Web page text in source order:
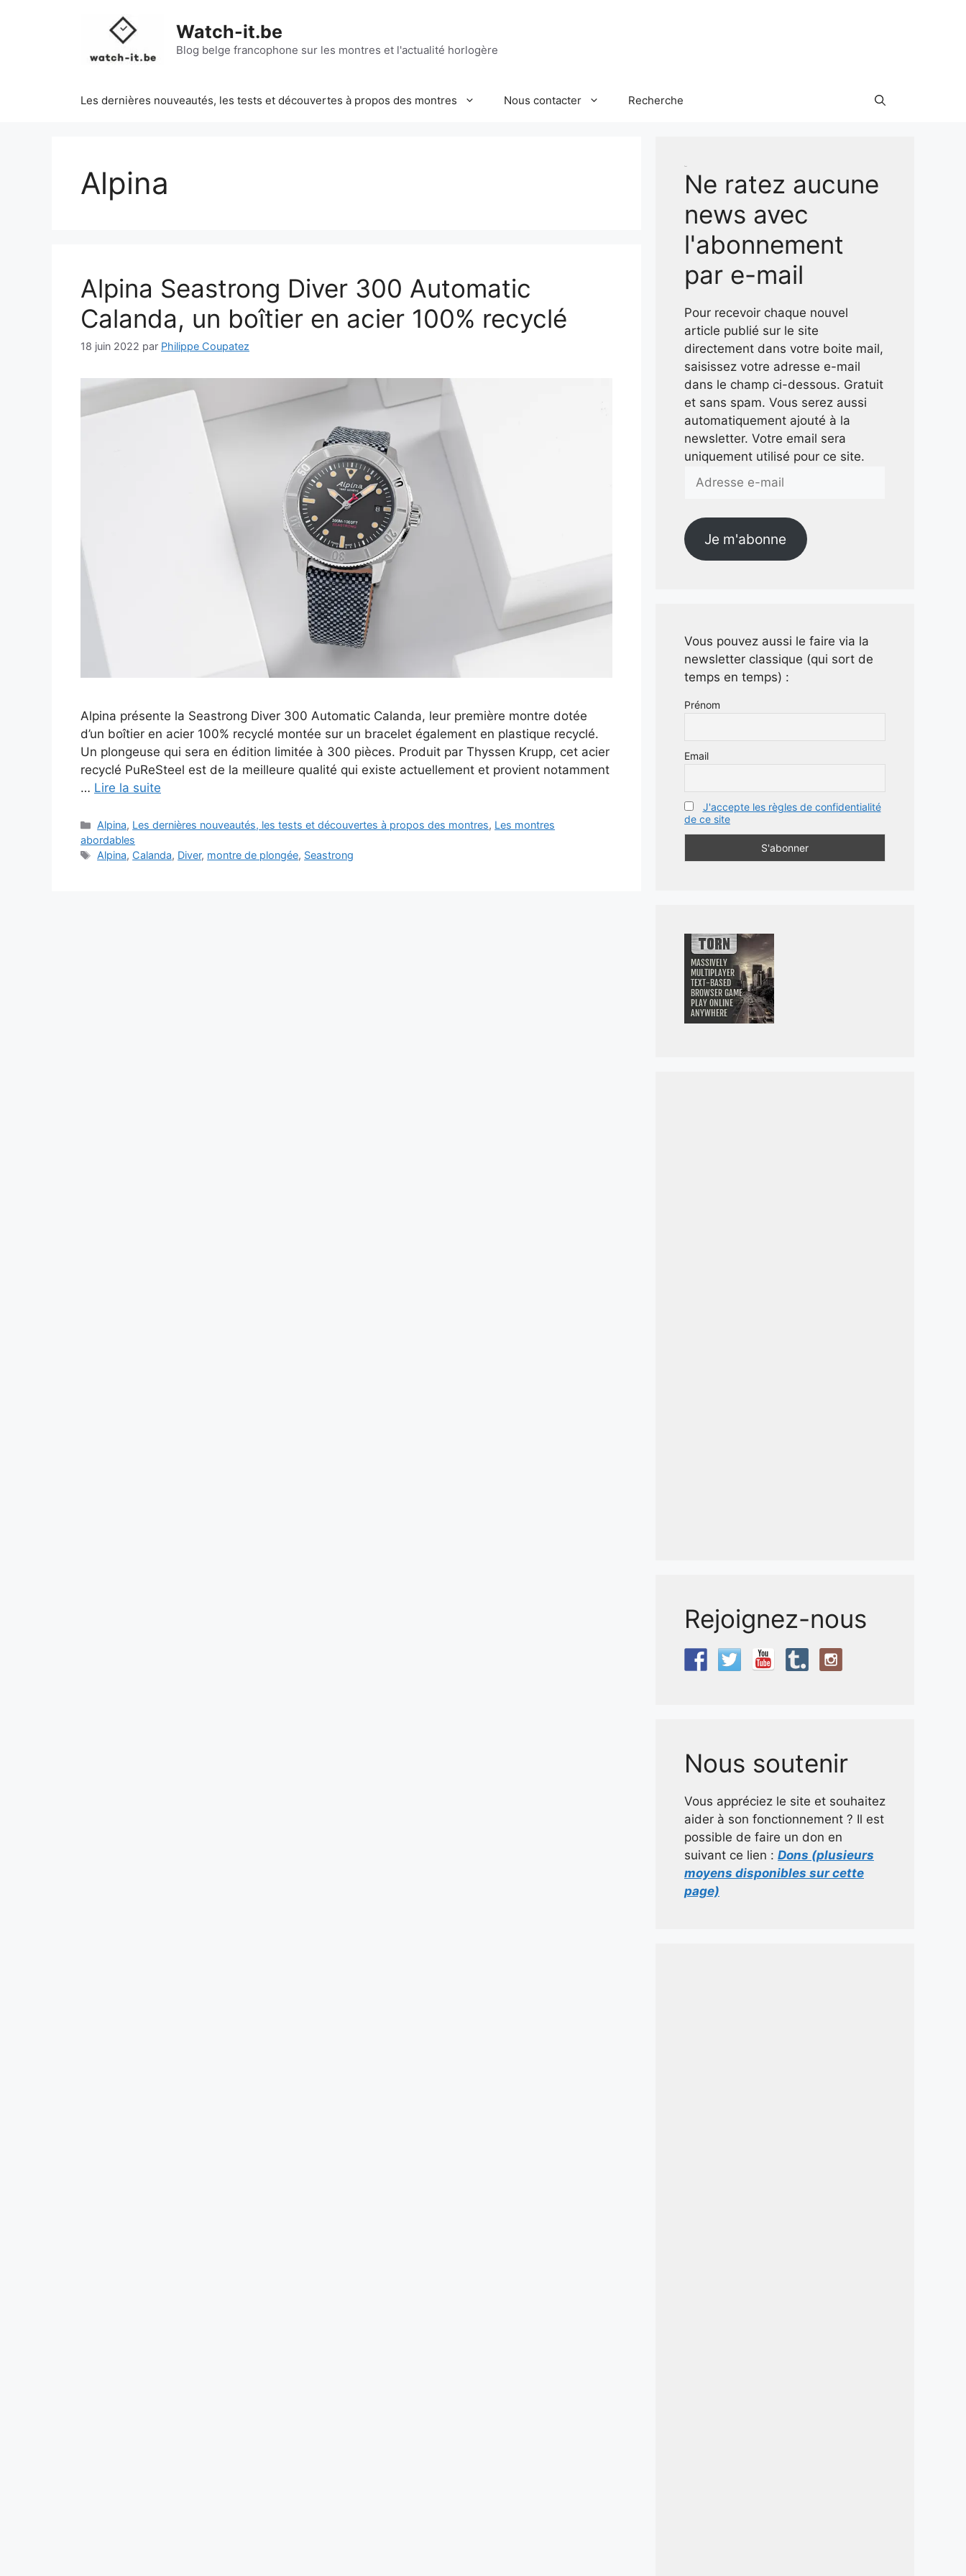
Watch-it.be
Blog belge francophone sur les montres et l'actualité horlogère
Les dernières nouveautés, les tests et découvertes à propos des montres Nous contacter Recherche
Alpina
Alpina Seastrong Diver 300 Automatic
Calanda, un boîtier en acier 100% recyclé
18 juin 2022 par Philippe Coupatez
Alpina présente la Seastrong Diver 300 Automatic Calanda, leur première montre dotée
d’un boîtier en acier 100% recyclé montée sur un bracelet également en plastique recyclé.
Un plongeuse qui sera en édition limitée à 300 pièces. Produit par Thyssen Krupp, cet acier
recyclé PuReSteel est de la meilleure qualité qui existe actuellement et provient notamment
… Lire la suite
Catégories
Alpina, Les dernières nouveautés, les tests et découvertes à propos des montres, Les montres
abordables
Étiquettes
Alpina, Calanda, Diver, montre de plongée, Seastrong
Ne ratez aucune
news avec
l'abonnement
par e-mail
Pour recevoir chaque nouvel
article publié sur le site
directement dans votre boite mail,
saisissez votre adresse e-mail
dans le champ ci-dessous. Gratuit
et sans spam. Vous serez aussi
automatiquement ajouté à la
newsletter. Votre email sera
uniquement utilisé pour ce site.
e-
Je m'abonne
Vous pouvez aussi le faire via la
newsletter classique (qui sort de
temps en temps) :
Prénom
Email
J'accepte les règles de confidentialité
de ce site
Rejoignez-nous
Nous soutenir
Vous appréciez le site et souhaitez
aider à son fonctionnement ? Il est
possible de faire un don en
suivant ce lien : Dons (plusieurs
moyens disponibles sur cette
page)